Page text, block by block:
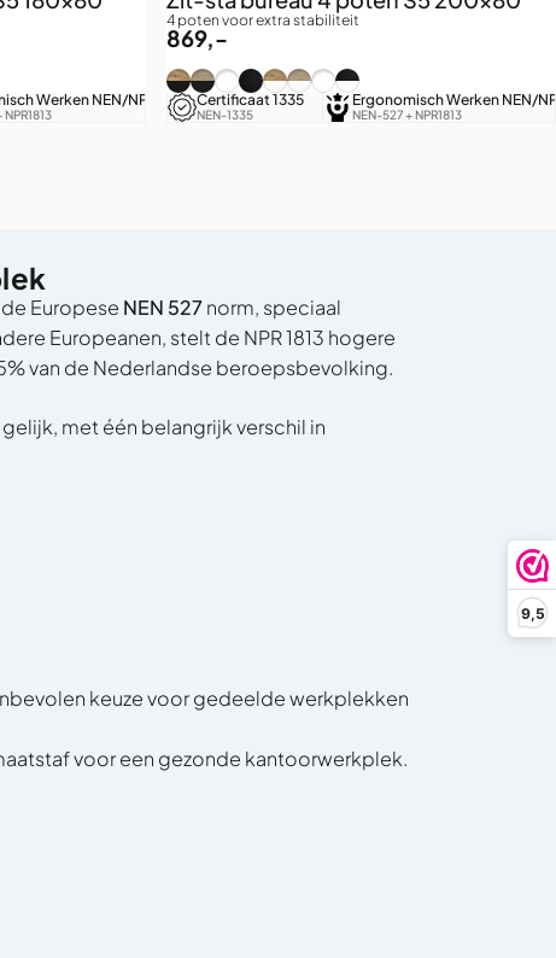
9,5
eiken
Wit eikeneiken
Grijs eiken
/ Puur Wit
/ Zwart eiken
Werken NEN/NPR LED Touchscreen
4 geheugenposities
Extra Stil
Geruisloze hoogteverstelling
4 poten voor extra stabiliteit
869,-
Zwart (RAL9005) / Authentiek eiken
Zwart (RAL9005) / Grijs eiken
Zwart (RAL9005) / Puur Wit
Zwart (RAL9005) / Zwart eiken
Wit (RAL9016) / Authentiek eiken
Wit (RAL9016) / Grijs eiken
Wit (RAL9016) / Puur Wit
Wit (RAL9016) / Zwart
Certificaat 1335
NEN-1335
Ergonomisch Werken NEN/
NEN-527 + NPR1813
Europese NEN 527 norm, speciaal
Europeanen, stelt de NPR 1813 hogere
van de Nederlandse beroepsbevolking.
met één belangrijk verschil in
keuze voor gedeelde werkplekken
voor een gezonde kantoorwerkplek.